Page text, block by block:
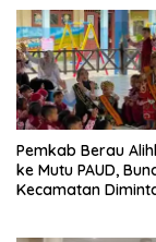
Pemkab Berau
ke Mutu PAUD,
Kecamatan